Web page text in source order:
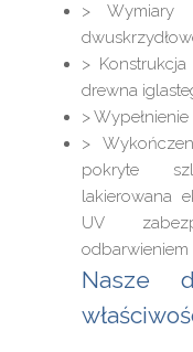
>
>
drewna
>
>
pokryte
lakierowana
UV
odbarwieniem
Nasze